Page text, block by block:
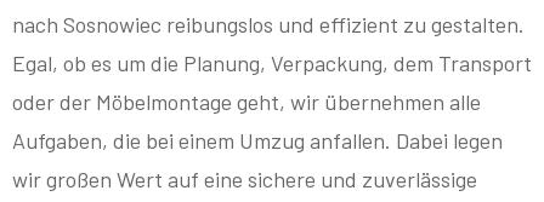
nach Sosnowiec reibungslos und effizient zu gestalten.
Egal, ob es um die Planung, Verpackung, dem Transport
oder der Möbelmontage geht, wir übernehmen alle
Aufgaben, die bei einem Umzug anfallen. Dabei legen
wir großen Wert auf eine sichere und zuverlässige